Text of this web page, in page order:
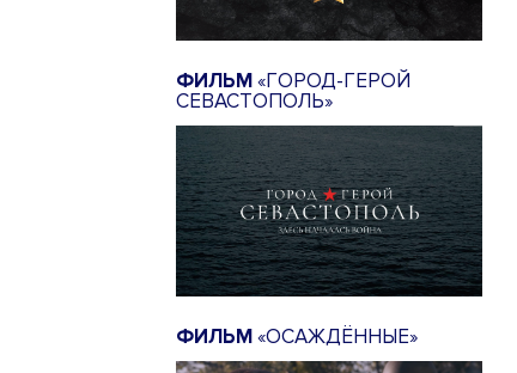
ФИЛЬМ«ГОРОД-ГЕРОЙ
СЕВАСТОПОЛЬ»
ФИЛЬМ«ОСАЖДЁННЫЕ»